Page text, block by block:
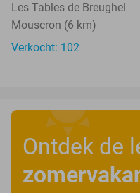
Les Tables de Breughel
Mouscron (6 km)
Verkocht: 102
Ontdek de